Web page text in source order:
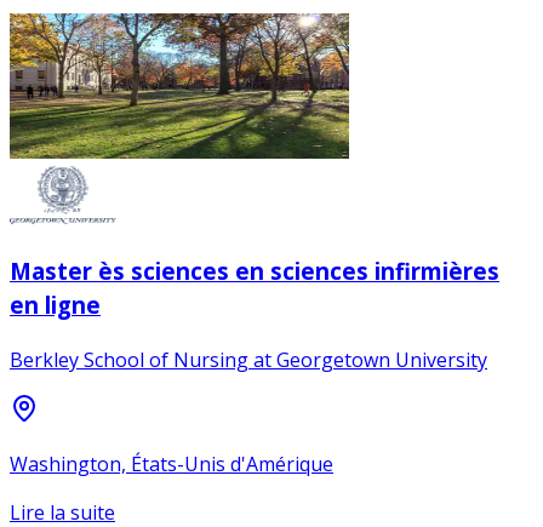
Master ès sciences en sciences infirmières
en ligne
Berkley School of Nursing at Georgetown University
Washington, États-Unis d'Amérique
Lire la suite